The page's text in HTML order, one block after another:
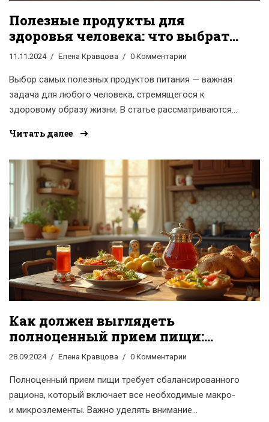
Полезные продукты для
здоровья человека: что выбрать
для рациона
11.11.2024 Елена Кравцова 0 Комментарии
Выбор самых полезных продуктов питания — важная
задача для любого человека, стремящегося к
здоровому образу жизни. В статье рассматриваются
здоровье и общее самочувствие, облегчают
минералов. Также в статье рассматриваются
интересные факты о пользе различных продуктов и
даются практические советы по их включению в
повседневный рацион. Узнайте, какие продукты
считаются самыми полезными и как их правильно
готовить для максимальной пользы.
Читать далее
Как должен выглядеть
полноценный прием пищи:
советы и рекомендации
28.09.2024 Елена Кравцова 0 Комментарии
Полноценный прием пищи требует сбалансированного
рациона, который включает все необходимые макро-
и микроэлементы. Важно уделять внимание